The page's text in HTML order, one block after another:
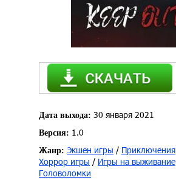
Дата выхода: 30 января 2021
Версия: 1.0
Жанр: Экшен игры / Приключения
Хоррор игры / Игры на выживание
Головоломки